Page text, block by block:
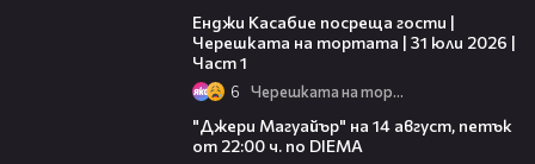
Енджи Касабие посреща гости |
Черешката на тортата | 31 юли 2026 |
Част 1
6 Черешката на тортата
"Джери Магуайър" на 14 август, петък
от 22:00 ч. по DIEMA